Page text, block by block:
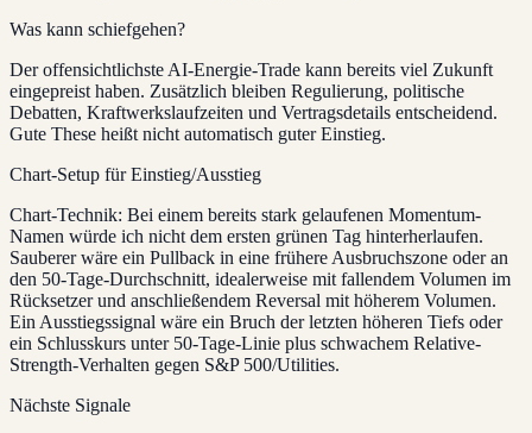
Was kann schiefgehen?
Der offensichtlichste AI-Energie-Trade kann bereits viel Zukunft
eingepreist haben. Zusätzlich bleiben Regulierung, politische
Debatten, Kraftwerkslaufzeiten und Vertragsdetails entscheidend.
Gute These heißt nicht automatisch guter Einstieg.
Chart-Setup für Einstieg/Ausstieg
Chart-Technik: Bei einem bereits stark gelaufenen Momentum-
Namen würde ich nicht dem ersten grünen Tag hinterherlaufen.
Sauberer wäre ein Pullback in eine frühere Ausbruchszone oder an
den 50-Tage-Durchschnitt, idealerweise mit fallendem Volumen im
Rücksetzer und anschließendem Reversal mit höherem Volumen.
Ein Ausstiegssignal wäre ein Bruch der letzten höheren Tiefs oder
ein Schlusskurs unter 50-Tage-Linie plus schwachem Relative-
Strength-Verhalten gegen S&P 500/Utilities.
Nächste Signale